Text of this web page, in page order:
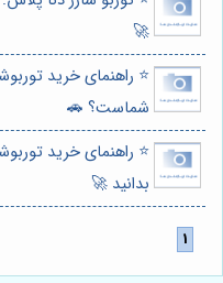
🚀
شماست؟ 🚗
⭐️ راهنمای خرید
بدانید 🚀